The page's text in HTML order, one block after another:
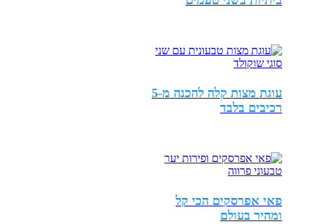
עוגת מצות קלה להכנה מ-5
רכיבים בלבד
פאי אפרסקים הכי קל
ומהיר בעולם